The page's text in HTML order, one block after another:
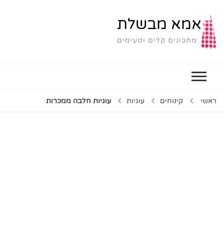
אמא מבשלת
מתכונים קלים וטעימים
ראשי קינוחים עוגיות עוגיות חלבה ממכרות